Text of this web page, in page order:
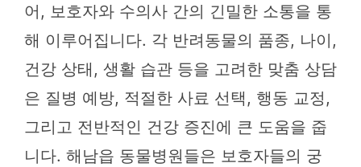
어, 보호자와 수의사 간의 긴밀한 소통을 통
해 이루어집니다. 각 반려동물의 품종, 나이,
건강 상태, 생활 습관 등을 고려한 맞춤 상담
은 질병 예방, 적절한 사료 선택, 행동 교정,
그리고 전반적인 건강 증진에 큰 도움을 줍
니다. 해남읍 동물병원들은 보호자들의 궁